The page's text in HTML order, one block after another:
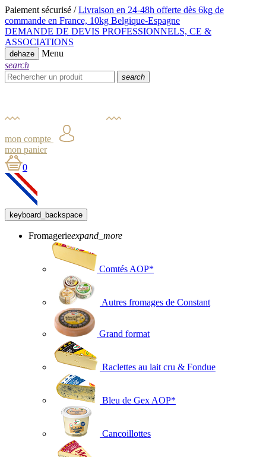
Paiement sécurisé / Livraison en 24-48h offerte dès 6kg de
commande en France, 10kg Belgique-Espagne
DEMANDE DE DEVIS PROFESSIONNELS, CE &
ASSOCIATIONS
dehaze
Menu
search
search
mon compte
mon panier
0
keyboard_backspace
Fromagerieexpand_more
Comtés AOP*
Autres fromages de Constant
Grand format
Raclettes au lait cru & Fondue
Bleu de Gex AOP*
Cancoillottes